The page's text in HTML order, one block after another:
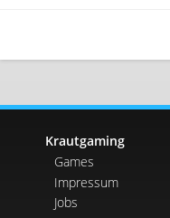
Krautgaming
Games
Impressum
Jobs